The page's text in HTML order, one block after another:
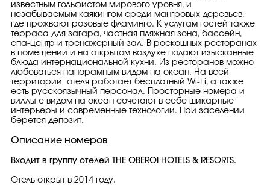
известным гольфистом мирового уровня, и
незабываемым каякингом среди мангровых деревьев,
где прожвают розовые фламинго. К услугам гостей также
терраса для загара, частная пляжная зона, бассейн,
спа-центр и тренажерный зал. В роскошных ресторанах
в помещении и на открытом воздухе подают изысканные
блюда интернациональной кухни. Из ресторанов можно
любоваться панорамным видом на океан. На всей
территории отеля работает бесплатный Wi-Fi, а также
есть русскоязычный персонал. Просторные номера и
виллы с видом на океан сочетают в себе шикарные
интерьеры и современные технологии. При заселении
берется депозит.
Описание номеров
Входит в группу отелей THE OBEROI HOTELS & RESORTS.
Отель открыт в 2014 году.